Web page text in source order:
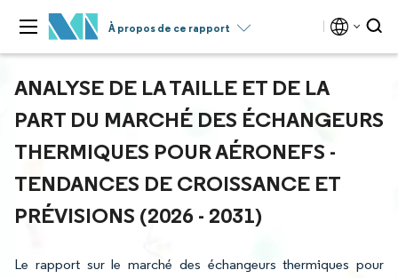
À propos de ce rapport
ANALYSE DE LA TAILLE ET DE LA
PART DU MARCHÉ DES ÉCHANGEURS
THERMIQUES POUR AÉRONEFS -
TENDANCES DE CROISSANCE ET
PRÉVISIONS (2026 - 2031)
Le rapport sur le marché des échangeurs thermiques pour